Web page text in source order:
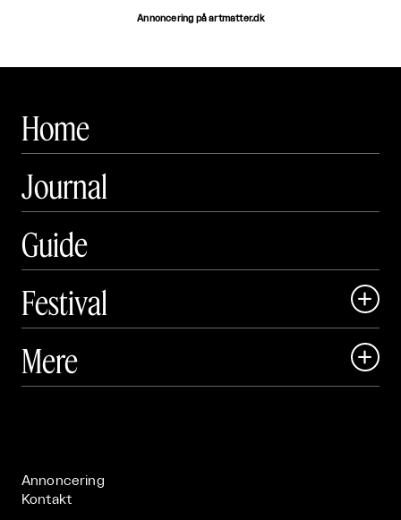
Annoncering på artmatter.dk
Home
Journal
Guide
Festival

 Art Matter Festival
Mere 
Annoncering
Kontakt